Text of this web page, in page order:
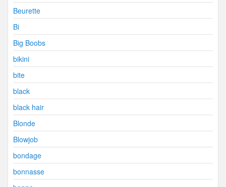
Beurette
Bi
Big Boobs
bikini
bite
black
black hair
Blonde
Blowjob
bondage
bonnasse